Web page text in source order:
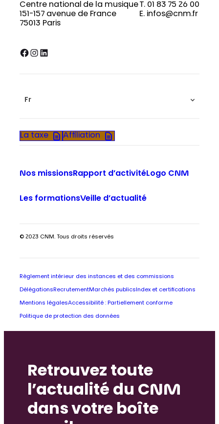
Centre national de la musique
151-157 avenue de France
75013 Paris
T. 01 83 75 26 00
E. infos@cnm.fr
Facebook InstagramLinkedIn
Fr
La taxe Affiliation
Nos missionsRapport d’activitéLogo CNM
Les formationsVeille d’actualité
© 2023 CNM. Tous droits réservés
Règlement intérieur des instances et des commissions
Délégations RecrutementMarchés publics Index et certifications
Mentions légalesAccessibilité : Partiellement conforme
Politique de protection des données
Retrouvez toute
l’actualité du CNM
dans votre boîte